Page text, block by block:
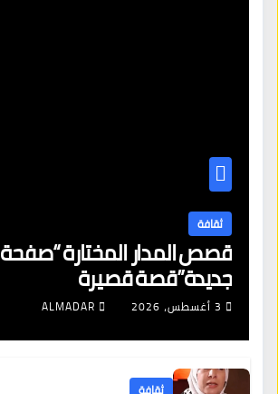
ثقافة
قصص المدار المختارة “صفحة
جديدة”قصة قصيرة
3 أغسطس، 2026 ALMADAR